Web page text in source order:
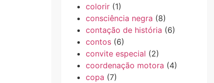
colorir(1)
consciência negra (8)
contação de história (6)
contos(6)
convite especial (2)
coordenação motora (4)
copa (7)